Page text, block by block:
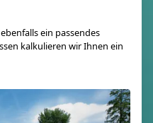
ein passendes
kalkulieren wir Ihnen ein